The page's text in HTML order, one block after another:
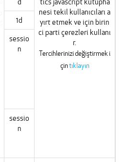
nesi tekil kullanıcıları a
yırt etmek ve için birin
ci parti çerezleri kullanı
r.
Tercihlerinizi değiştirmek i
çintıklayın
1d
sessio
n
sessio
n